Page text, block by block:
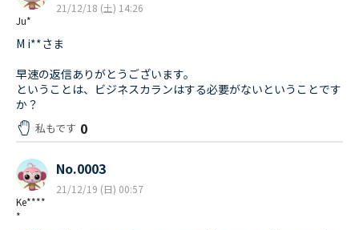
Ju*
21/12/18 (土) 14:26
M i**さま
早速の返信ありがとうございます。
ということは、ビジネスカランはする必要がないということです
か？
私もです 0
Ke****
*
No.0003
21/12/19 (日) 00:57